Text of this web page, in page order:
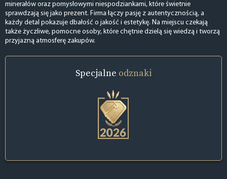
minerałów oraz pomysłowymi niespodziankami, które świetnie
sprawdzają się jako prezent. Firma łączy pasję z autentycznością, a
każdy detal pokazuje dbałość o jakość i estetykę. Na miejscu czekają
także życzliwe, pomocne osoby, które chętnie dzielą się wiedzą i tworzą
przyjazną atmosferę zakupów.
Specjalne odznaki